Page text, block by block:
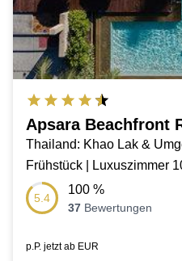
Apsara Beachfront
Thailand: Khao Lak &
Frühstück | Luxuszimmer
5.4
100 %
37 Bewertungen
p.P. jetzt ab EUR